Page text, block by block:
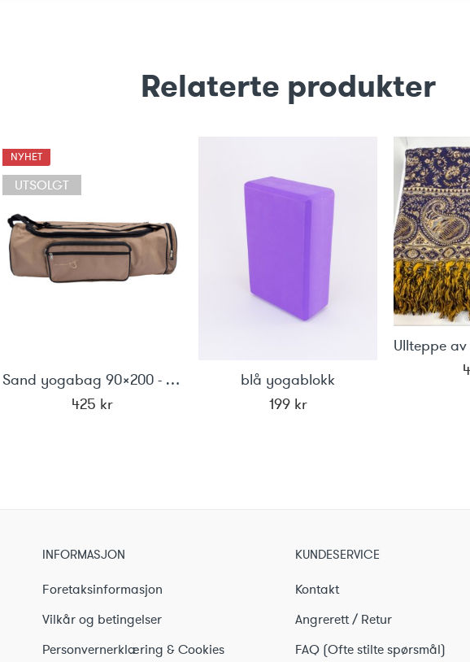
Relaterte produkter
NYHET
UTSOLGT
Sand yogabag 90x200 - Nylon
425 kr
blå yogablokk
199 kr
INFORMASJON
Foretaksinformasjon
Vilkår og betingelser
Personvernerklæring & Cookies
KUNDESERVICE
Kontakt
Angrerett / Retur
FAQ (Ofte stilte spørsmål)